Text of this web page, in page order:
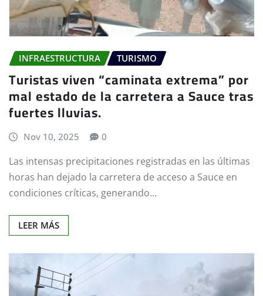
INFRAESTRUCTURA TURISMO
Turistas viven “caminata extrema” por
mal estado de la carretera a Sauce tras
fuertes lluvias.
Nov 10, 2025 0
Las intensas precipitaciones registradas en las últimas
horas han dejado la carretera de acceso a Sauce en
condiciones críticas, generando…
LEER MÁS